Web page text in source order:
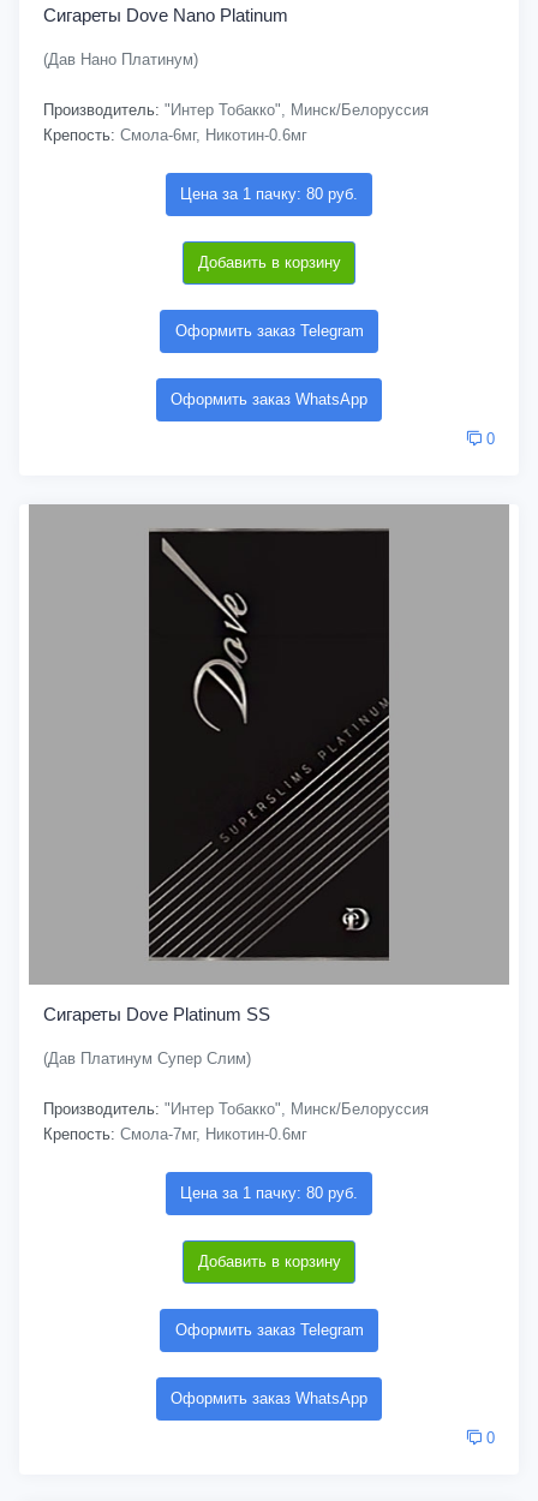
Сигареты Dove Nano Platinum
(Дав Нано Платинум)
Производитель: "Интер Тобакко", Минск/Белоруссия
Крепость: Смола-6мг, Никотин-0.6мг
Цена за 1 пачку: 80 руб.
Добавить в корзину
Оформить заказ Telegram
Оформить заказ WhatsApp
0
Сигареты Dove Platinum SS
(Дав Платинум Супер Слим)
Производитель: "Интер Тобакко", Минск/Белоруссия
Крепость: Смола-7мг, Никотин-0.6мг
Цена за 1 пачку: 80 руб.
Добавить в корзину
Оформить заказ Telegram
Оформить заказ WhatsApp
0